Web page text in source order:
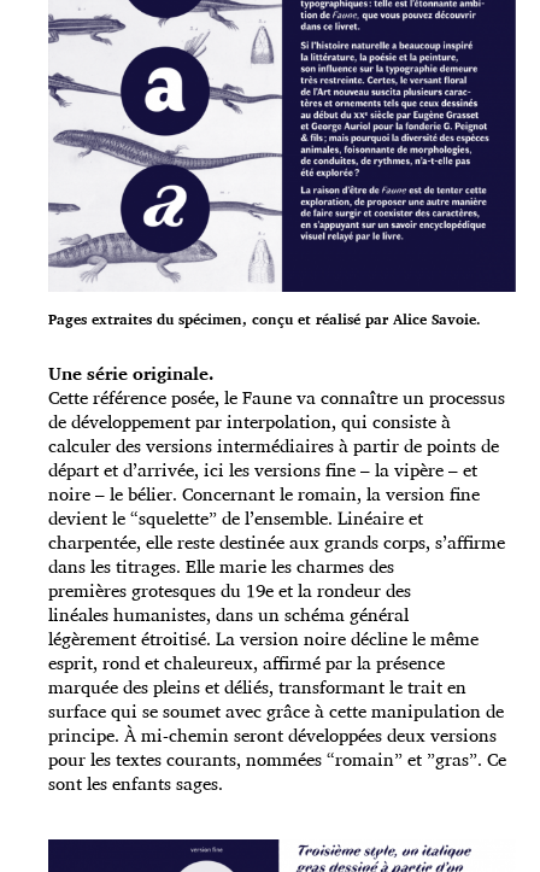
Pages extraites du spécimen, conçu et réalisé par Alice Savoie.
Une série originale.
Cette référence posée, le Faune va connaître un processus
dedéveloppement par interpolation, qui consiste à
calculer des versions intermédiaires à partir de points de
départ et d’arrivée, ici les versions fine – la vipère – et
noire – le bélier. Concernant le romain, la version fine
devient le “squelette” de l’ensemble. Linéaire et
charpentée, elle reste destinée aux grands corps, s’affirme
dans les titrages. Elle marie les charmes des
premières grotesques du 19e et la rondeur des
linéales humanistes, dans un schéma général
légèrement étroitisé. La version noire décline le même
esprit, rond et chaleureux, affirmé par la présence
marquée des pleins et déliés, transformant le trait en
surface qui se soumet avec grâce à cette manipulation de
principe. À mi-chemin seront développées deux versions
pour les textes courants, nommées “romain” et ”gras”. Ce
sont les enfants sages.